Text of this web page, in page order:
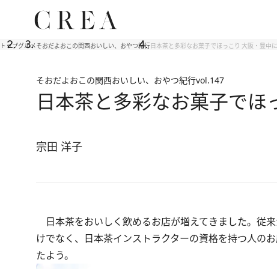
トップグルメそおだよおこの関西おいしい、おやつ紀行日本茶と多彩なお菓子でほっこり 大阪・豊中
そおだよおこの関西おいしい、おやつ紀行vol.147
日本茶と多彩なお菓子で
宗田 洋子
日本茶をおいしく飲めるお店が増えてきました。従
けでなく、日本茶インストラクターの資格を持つ人の
たよう。